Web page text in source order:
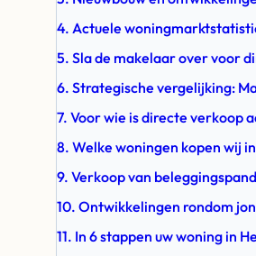
4. Actuele
5. Sla de makelaar over voor
6. Strategische vergelijking:
7. Voor wie is directe verkoop
8. Welke woningen kopen wij
9. Verkoop van
10. Ontwikkelingen rondom
11. In 6 stappen uw woning in